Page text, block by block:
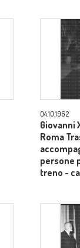
04.10.1962
Giovanni
Roma
persone
treno -